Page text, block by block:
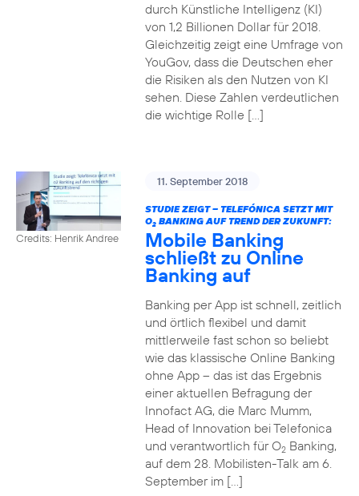
durch Künstliche Intelligenz (KI)
von 1,2 Billionen Dollar für 2018.
Gleichzeitig zeigt eine Umfrage von
YouGov, dass die Deutschen eher
die Risiken als den Nutzen von KI
sehen. Diese Zahlen verdeutlichen
die wichtige Rolle […]
Credits: Henrik Andree
11. September 2018
STUDIE ZEIGT – TELEFÓNICA SETZT MIT
O2BANKING AUF TREND DER ZUKUNFT:
Mobile Banking
schließt zu Online
Banking auf
Banking per App ist schnell, zeitlich
und örtlich flexibel und damit
mittlerweile fast schon so beliebt
wie das klassische Online Banking
ohne App – das ist das Ergebnis
einer aktuellen Befragung der
Innofact AG, die Marc Mumm,
Head of Innovation bei Telefonica
und verantwortlich für O2Banking,
auf dem 28. Mobilisten-Talk am 6.
September im […]